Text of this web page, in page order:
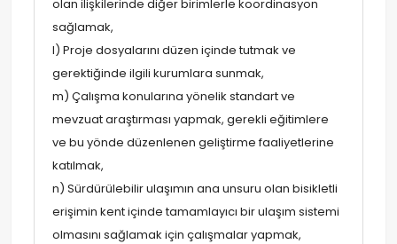
olan ilişkilerinde diğer birimlerle koordinasyon
sağlamak,
l) Proje dosyalarını düzen içinde tutmak ve
gerektiğinde ilgili kurumlara sunmak,
m) Çalışma konularına yönelik standart ve
mevzuat araştırması yapmak, gerekli eğitimlere
ve bu yönde düzenlenen geliştirme faaliyetlerine
katılmak,
n) Sürdürülebilir ulaşımın ana unsuru olan bisikletli
erişimin kent içinde tamamlayıcı bir ulaşım sistemi
olmasını sağlamak için çalışmalar yapmak,